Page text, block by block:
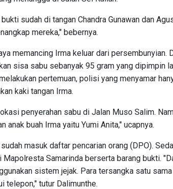
sudah di tangan Chandra Gunawan dan
mereka," bebernya.
memancing Irma keluar dari persembunyian.
sisa sabu sebanyak 95 gram yang dipimpin
pertemuan, polisi yang menyamar
kaki tangan Irma.
penyerahan sabu di Jalan Muso Salim.
anak buah Irma yaitu Yumi Anita," ucapnya.
masuk daftar pencarian orang (DPO).
Mapolresta Samarinda berserta barang bukti.
sistem jejak. Para tersangka satu
telepon," tutur Dalimunthe.